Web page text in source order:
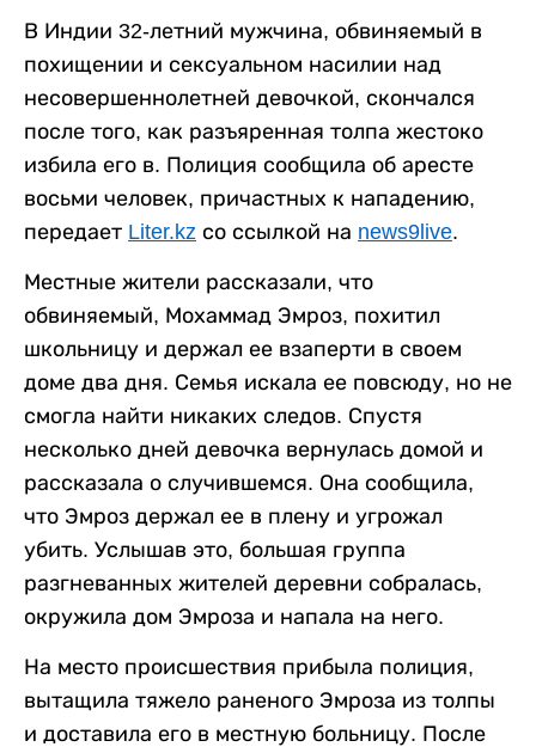
В Индии 32-летний мужчина, обвиняемый в
похищении и сексуальном насилии над
несовершеннолетней девочкой, скончался
после того, как разъяренная толпа жестоко
избила его в. Полиция сообщила об аресте
восьми человек, причастных к нападению,
передает Liter.kz со ссылкой на news9live.
Местные жители рассказали, что
обвиняемый, Мохаммад Эмроз, похитил
школьницу и держал ее взаперти в своем
доме два дня. Семья искала ее повсюду, но не
смогла найти никаких следов. Спустя
несколько дней девочка вернулась домой и
рассказала о случившемся. Она сообщила,
что Эмроз держал ее в плену и угрожал
убить. Услышав это, большая группа
разгневанных жителей деревни собралась,
окружила дом Эмроза и напала на него.
На место происшествия прибыла полиция,
вытащила тяжело раненого Эмроза из толпы
и доставила его в местную больницу. После